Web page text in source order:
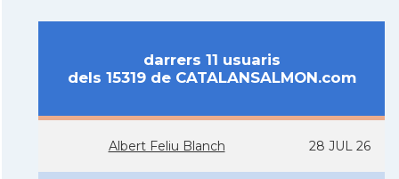
darrers 11 usuaris
dels 15319 de CATALANSALMON.com
Albert Feliu Blanch 28 JUL 26